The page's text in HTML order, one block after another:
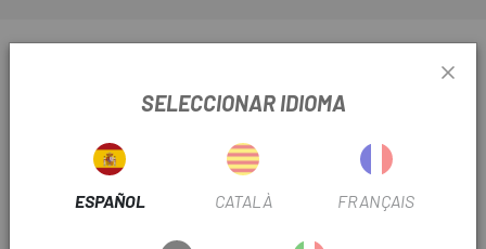
TEMPORADA
Cualquier
SELECCIONAR IDIOMA
ESPAÑOL CATALÀ FRANÇAIS